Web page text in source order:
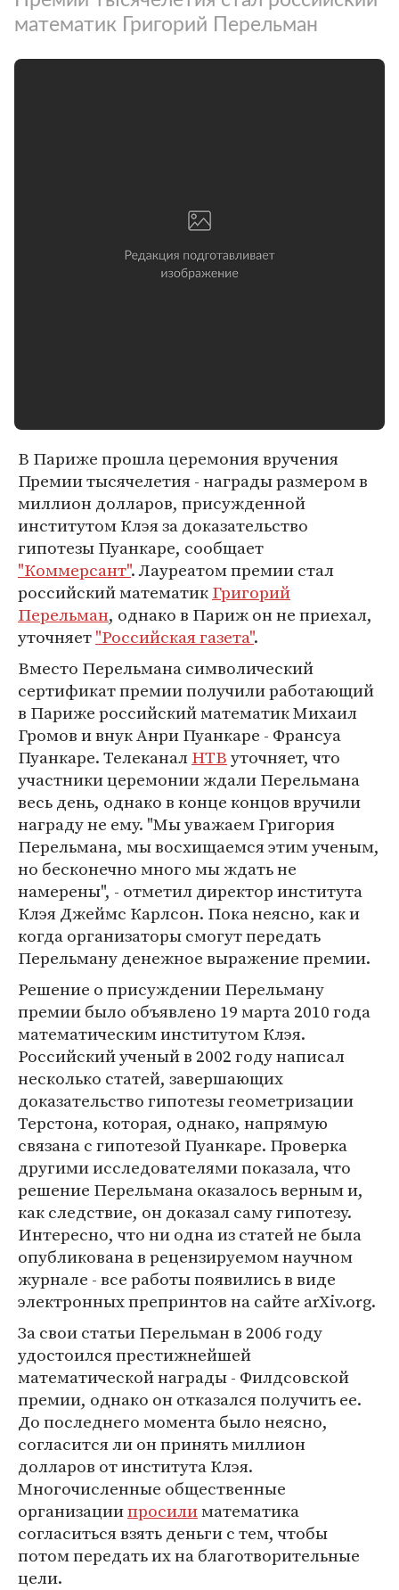
математик Григорий Перельман
В Париже прошла церемония вручения
Премии тысячелетия - награды размером в
миллион долларов, присужденной
институтом Клэя за доказательство
гипотезы Пуанкаре, сообщает
"Коммерсант". Лауреатом премии стал
российский математикГригорий
Перельман, однако в Париж он не приехал,
уточняет"Российская газета".
Вместо Перельмана символический
сертификат премии получили работающий
в Париже российский математик Михаил
Громов и внук Анри Пуанкаре - Франсуа
Пуанкаре. ТелеканалНТВуточняет, что
участники церемонии ждали Перельмана
весь день, однако в конце концов вручили
награду не ему. "Мы уважаем Григория
Перельмана, мы восхищаемся этим ученым,
но бесконечно много мы ждать не
намерены", - отметил директор института
Клэя Джеймс Карлсон. Пока неясно, как и
когда организаторы смогут передать
Перельману денежное выражение премии.
Решение о присуждении Перельману
премии было объявлено 19 марта 2010 года
математическим институтом Клэя.
Российский ученый в 2002 году написал
несколько статей, завершающих
доказательство гипотезы геометризации
Терстона, которая, однако, напрямую
связана с гипотезой Пуанкаре. Проверка
другими исследователями показала, что
решение Перельмана оказалось верным и,
как следствие, он доказал саму гипотезу.
Интересно, что ни одна из статей не была
опубликована в рецензируемом научном
журнале - все работы появились в виде
электронных препринтов на сайте arXiv.org.
За свои статьи Перельман в 2006 году
удостоился престижнейшей
математической награды - Филдсовской
премии, однако он отказался получить ее.
До последнего момента было неясно,
согласится ли он принять миллион
долларов от института Клэя.
Многочисленные общественные
организациипросилиматематика
согласиться взять деньги с тем, чтобы
потом передать их на благотворительные
цели.